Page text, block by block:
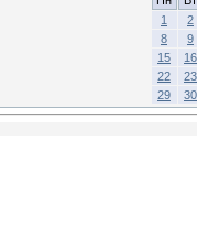
1
2
8
9
15
16
22
23
29
30